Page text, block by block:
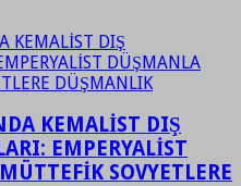
KEMALİST DIŞ
EMPERYALİST
SOVYETLERE